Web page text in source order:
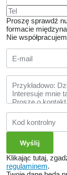
Proszę sprawdź
formacie
Nie
Klikając tutaj,
regulaminem.